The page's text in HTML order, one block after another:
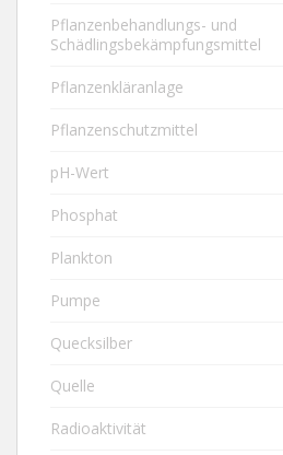
Pflanzenbehandlungs- und
Schädlingsbekämpfungsmittel
Pflanzenkläranlage
Pflanzenschutzmittel
pH-Wert
Phosphat
Plankton
Pumpe
Quecksilber
Quelle
Radioaktivität